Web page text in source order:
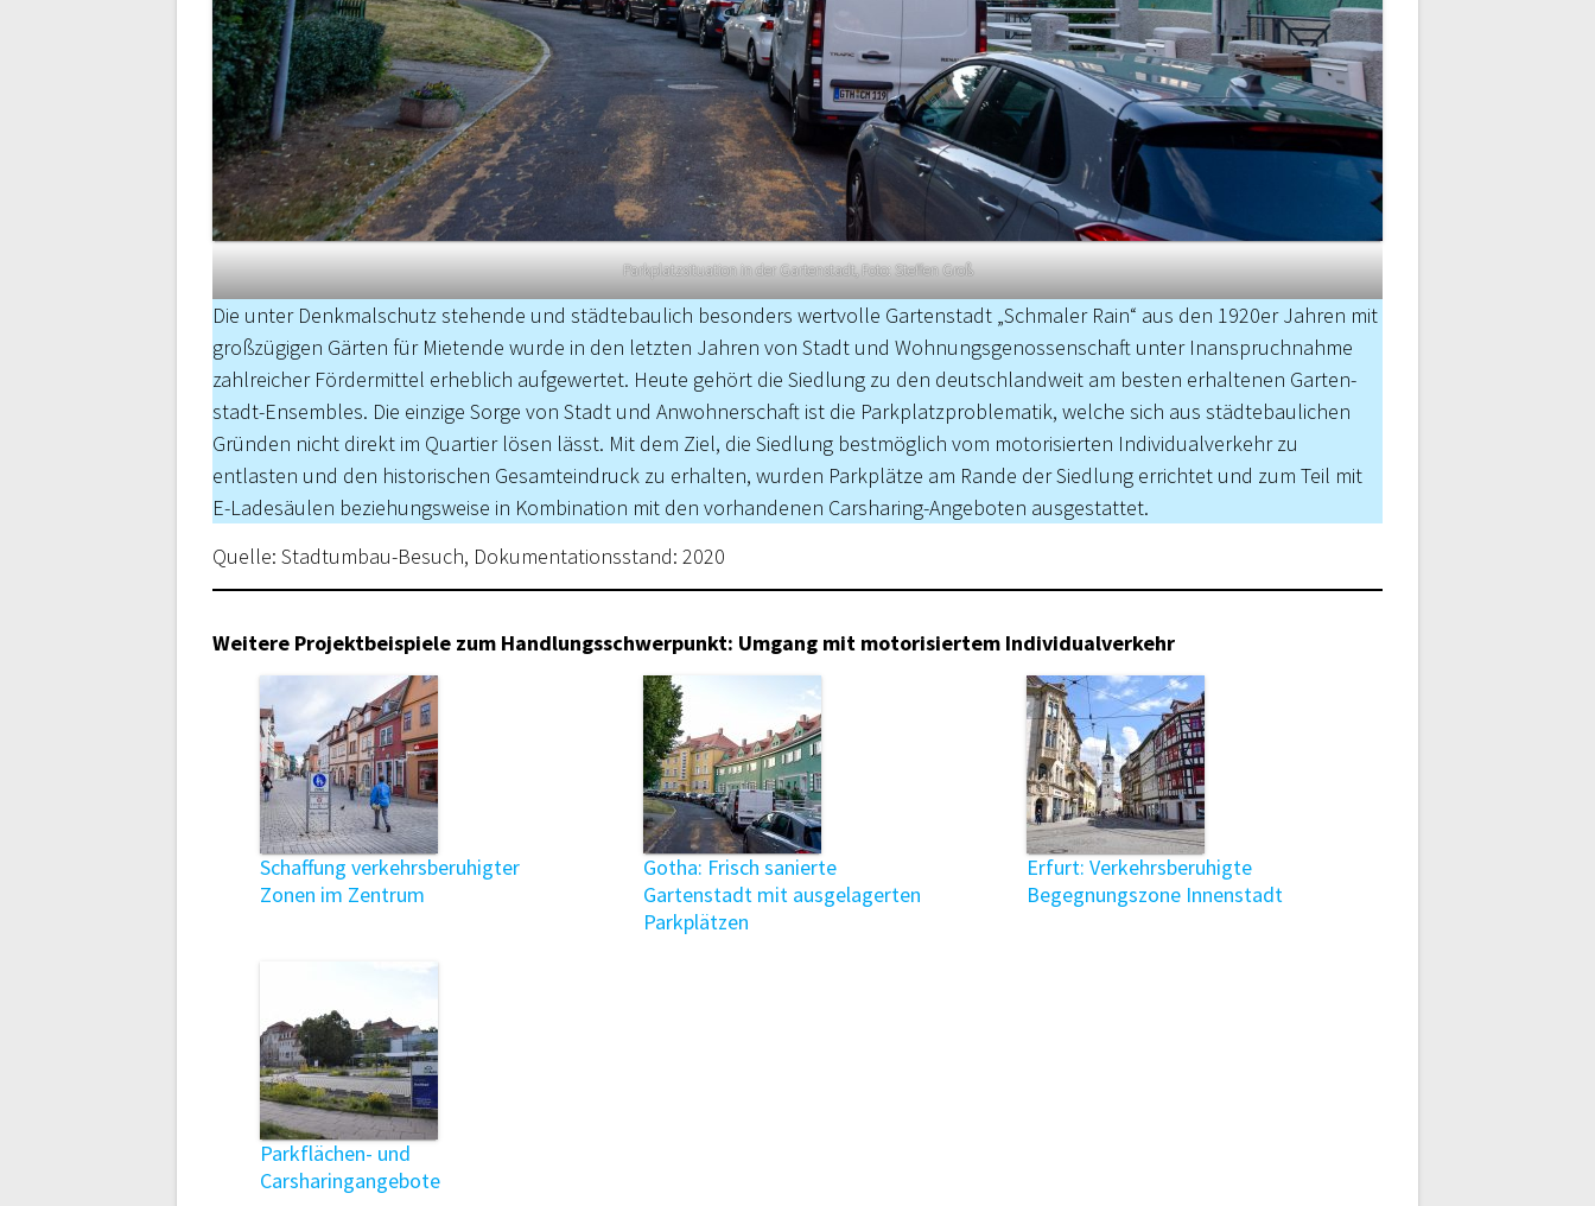
Parkplatzsituation in der Gartenstadt, Foto: Steffen Groß
Die unter Denkmalschutz stehende und städtebaulich besonders wertvolle Gartenstadt „Schmaler Rain“ aus den 1920er Jahren mit
großzügigen Gärten für Mietende wurde in den letzten Jahren von Stadt und Wohnungsgenossenschaft unter Inanspruchnahme
zahlreicher ­Fördermittel erheblich aufgewertet. ­Heute gehört die Siedlung zu den deutschlandweit am besten erhaltenen Garten­
stadt-Ensembles. Die einzige ­Sorge von Stadt und Anwohnerschaft ist die Parkplatzproblematik, welche sich aus städtebaulichen
Gründen nicht ­direkt im Quartier lösen lässt. Mit dem Ziel, die Siedlung bestmöglich vom motorisierten Individualverkehr zu
entlasten und den historischen Gesamt­eindruck zu erhalten, wurden Parkplätze am Rande der Siedlung errichtet und zum Teil mit
E-Ladesäulen beziehungsweise in Kombination mit den vorhandenen Carsharing-Angeboten ausgestattet.
Quelle: Stadtumbau-Besuch, Dokumentationsstand: 2020
Weitere Projektbeispiele zum Handlungsschwerpunkt: Umgang mit motorisiertem Individualverkehr
Schaffung verkehrsberuhigter
Zonen im Zentrum
Gotha: Frisch sanierte
Gartenstadt mit ausgelagerten
Parkplätzen
Erfurt: Verkehrsberuhigte
Begegnungszone Innenstadt
Parkflächen- und
Carsharingangebote